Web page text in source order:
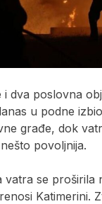
i dva poslovna
u podne
građe, dok
povoljnija.
vatra se proširila
Katimerini.